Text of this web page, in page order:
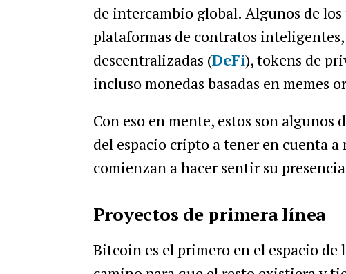
de intercambio global. Algunos de
plataformas de contratos
descentralizadas (DeFi), tokens de
incluso monedas basadas en memes
Con eso en mente, estos son
del espacio cripto a tener en cuenta
comienzan a hacer sentir su
Proyectos de primera línea
Bitcoin es el primero en el espacio